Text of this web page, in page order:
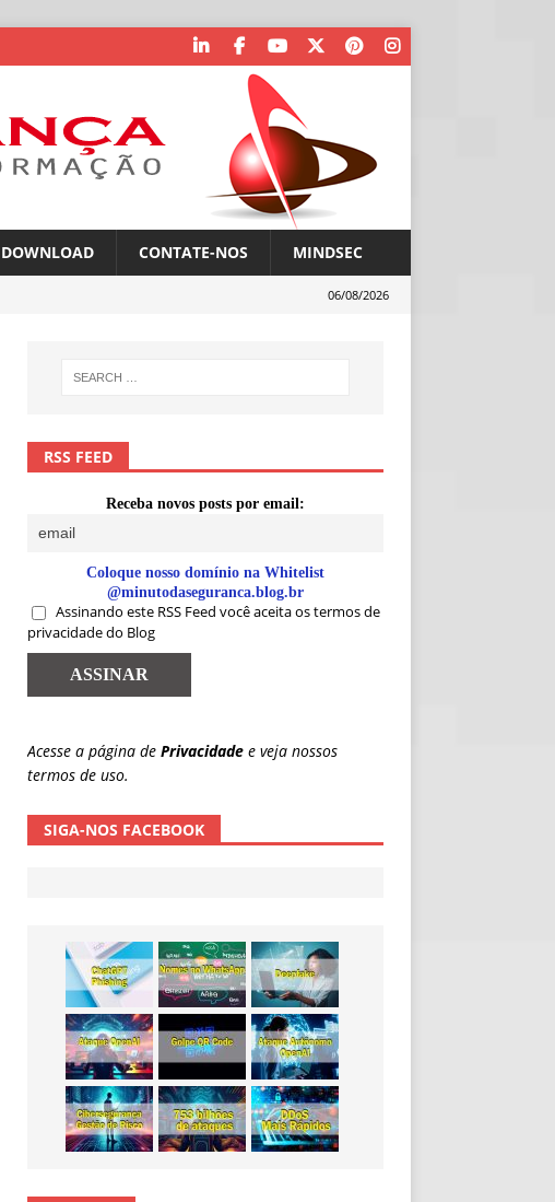
DOWNLOAD CONTATE-NOS MINDSEC
06/08/2026
RSS FEED
Receba novos posts por email:
Coloque nosso domínio na Whitelist
@minutodaseguranca.blog.br
Assinando este RSS Feed você aceita os termos de
privacidade do Blog
Acesse a página de Privacidade e veja nossos
termos de uso.
SIGA-NOS FACEBOOK